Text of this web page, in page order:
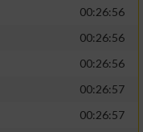
00:26:56
00:26:56
00:26:56
00:26:57
00:26:57